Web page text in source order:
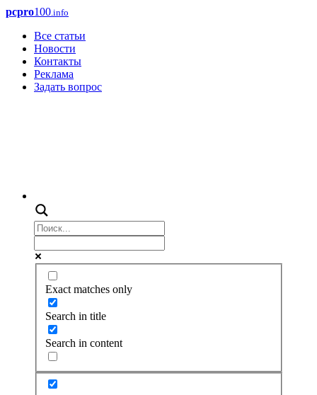
pcpro100.info
Все статьи
Новости
Контакты
Реклама
Задать вопрос
Exact matches only
Search in title
Search in content